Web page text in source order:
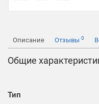
Описание Отзывы 0
Общие
Тип